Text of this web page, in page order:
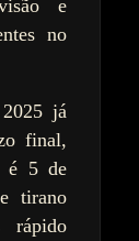
e
no
já
final,
é 5 de
tirano
rápido